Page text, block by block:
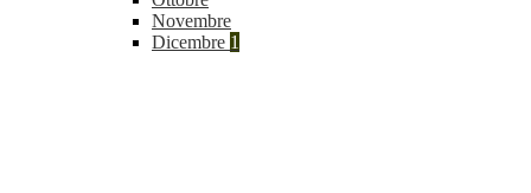
Novembre
Dicembre 1